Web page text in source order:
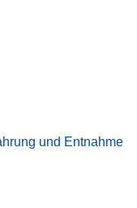
und Entnahme